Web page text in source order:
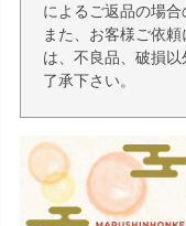
によるご返品の場合
また、お客様ご依
は、不良品、破損
了承下さい。